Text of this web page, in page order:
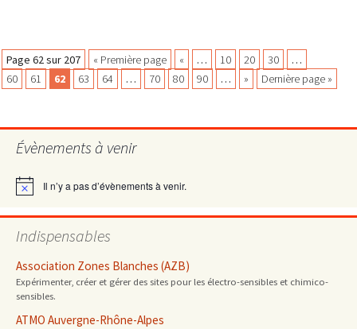
Navigation
des
articles
Page 62 sur 207 « Première page « … 10 20 30
…
60
61 62 63 64 … 70 80 90 … » Dernière page »
Évènements à venir
Notice Il n’y a pas d’évènements à venir.
Indispensables
Association Zones Blanches (AZB)
Expérimenter, créer et gérer des sites pour les électro-sensibles et chimico-
sensibles.
ATMO Auvergne-Rhône-Alpes